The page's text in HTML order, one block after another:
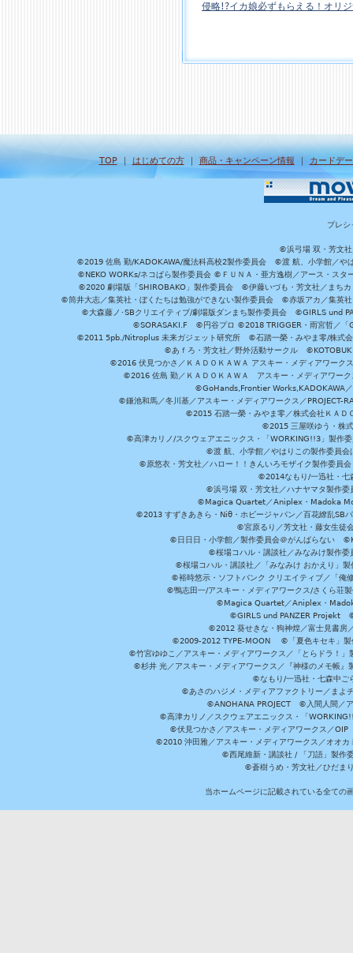
侵略!?イカ娘必ずもらえる！オリ
TOP｜ はじめての方｜ 商品・キャンペーン情報 ｜ カードデ
プレシ
©浜弓場 双・芳文社
©2019 佐島 勤/KADOKAWA/魔法科高校2製作委員会 ©渡 航、小学館／や
©NEKO WORKs/ネコぱら製作委員会 ©ＦＵＮＡ・亜方逸樹／アース・ス
©2020 劇場版「SHIROBAKO」製作委員会 ©伊藤いづも・芳文社／まち
©筒井大志／集英社・ぼくたちは勉強ができない製作委員会 ©赤坂アカ／集英
©大森藤ノ･SBクリエイティブ/劇場版ダンまち製作委員会 ©GIRLS und
©SORASAKI.F ©円谷プロ ©2018 TRIGGER・雨宮哲／
©2011 5pb./Nitroplus 未来ガジェット研究所 ©石踏一榮・みやま零/株式
©あｆろ・芳文社／野外活動サークル
©2016 伏見つかさ／ＫＡＤＯＫＡＷＡ アスキー・メディアワー
©2016 佐島 勤／ＫＡＤＯＫＡＷＡ アスキー・メディアワ
©GoHands,Frontier Works,KADOKAWA
©鎌池和馬／冬川基／アスキー・メディアワークス／
©2015 石踏一榮・みやま零／株式会社ＫＡＤ
©2015 三屋咲ゆう・株
©高津カリノ/スクウェアエニックス・「WORKING!!3」製作
©渡 航、小学館／やはりこの製作委員
©原悠衣・芳文社／ハロー！！きんいろモザイク製作委員
©2014なもり/一迅社・
©浜弓場 双・芳文社／ハナヤマタ製作
©Magica Quartet／Aniplex・Madoka
©2013 すずきあきら・Niθ・ホビージャパン／百花繚乱
©宮原るり／芳文社・藤女生徒
©日日日・小学館／製作委員会＠がんばらない
©桜場コハル・講談社／みなみけ製作
©桜場コハル・講談社／「みなみけ おかえり」
©裕時悠示・ソフトバンク クリエイティブ／「
©鴨志田一/アスキー・メディアワークス/さく
©Magica Quartet／Aniplex・
©GIRLS und PANZER Projekt ©
©2012 葵せきな・狗神煌／富士見書
©2009-2012 TYPE-MOON ©「夏色キセキ」製
©竹宮ゆゆこ／アスキー・メディアワークス／「とらドラ！
©杉井 光／アスキー・メディアワークス／『神様のメモ帳
©なもり/一迅社・七森中
©あさのハジメ・メディアファクトリー／ま
©ANOHANA PROJECT ©入間人間／ア
©高津カリノ／スクウェアエニックス・「
©伏見つかさ／アスキー・メディアワークス／
©2010 沖田雅／アスキー・メディアワークス／オオ
©西尾維新・講談社 / 「刀語」製作
©蒼樹うめ・芳文社／ひだま
当ホームページに記載されている全ての